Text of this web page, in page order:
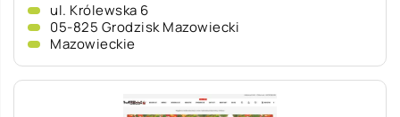
ul. Królewska 6
05-825 Grodzisk Mazowiecki
Mazowieckie